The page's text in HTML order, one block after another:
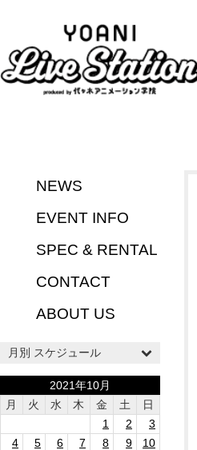
NEWS
EVENT INFO
SPEC & RENTAL
CONTACT
ABOUT US
月別 スケジュール
2021年10月
月
火 水 木 金 土
日
1
2
3
4
5 6 7 8 9
10